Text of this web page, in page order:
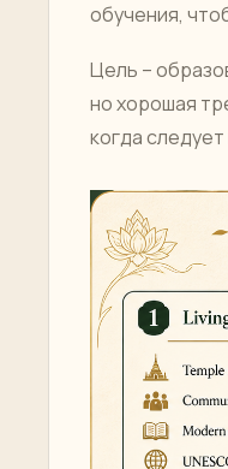
обучения,
Цель –
но хорошая
когда